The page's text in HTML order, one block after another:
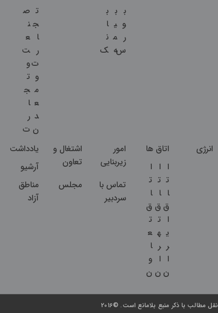
ب
و
ر
س
ب
ی
م
ه
ب
ا
ن
ک
ت
ج
ا
ر
ت
و
م
ع
د
ن
ص
ن
ع
ت
و
ت
ج
ا
ر
ت
انرژی
اتاق ها
ا
ت
ا
ق
ا
ی
ر
ا
ن
ا
ت
ا
ق
ت
ه
ر
ا
ن
ا
ت
ا
ق
ت
ع
ا
و
ن
امور
زیربنایی
اشتغال و
تعاون
یادداشت
آرشیو
تماس با
سردبیر
مجلس
مناطق
آزاد
نقل مطالب با ذکر منبع بلامانع است. ©2016